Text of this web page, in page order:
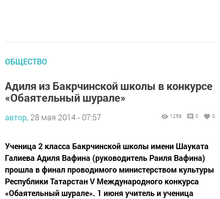
ОБЩЕСТВО
Адиля из Бакрчинской школы в конкурсе
«Обаятельный шурале»
автор, 28 мая 2014 - 07:57 1258 0 0
Ученица 2 класса Бакрчинской школы имени Шауката
Галиева Адиля Вафина (руководитель Раиля Вафина)
прошла в финал проводимого министерством культуры
Республики Татарстан V Международного конкурса
«Обаятельный шурале». 1 июня учитель и ученица